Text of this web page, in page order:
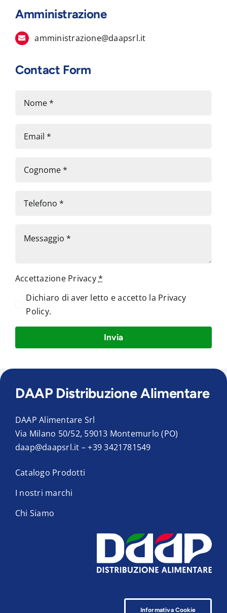
Amministrazione
amministrazione@daapsrl.it
Contact Form
Accettazione Privacy*
Dichiaro di aver letto e accetto la Privacy
Policy.
Invia
DAAP Distribuzione Alimentare
DAAP Alimentare Srl
Via Milano 50/52, 59013 Montemurlo (PO)
daap@daapsrl.it –+39 3421781549
Catalogo Prodotti
I nostri marchi
Chi Siamo
Informativa Cookie